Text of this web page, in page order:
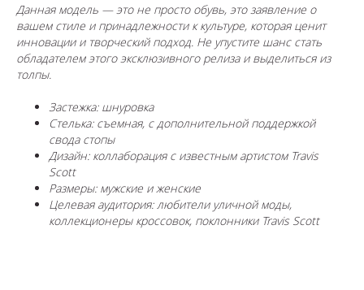
Данная модель — это не просто обувь, это заявление о
вашем стиле и принадлежности к культуре, которая ценит
инновации и творческий подход. Не упустите шанс стать
обладателем этого эксклюзивного релиза и выделиться из
толпы.
Застежка: шнуровка
Стелька: съемная, с дополнительной поддержкой
свода стопы
Дизайн: коллаборация с известным артистом Travis
Scott
Размеры: мужские и женские
Целевая аудитория: любители уличной моды,
коллекционеры кроссовок, поклонники Travis Scott